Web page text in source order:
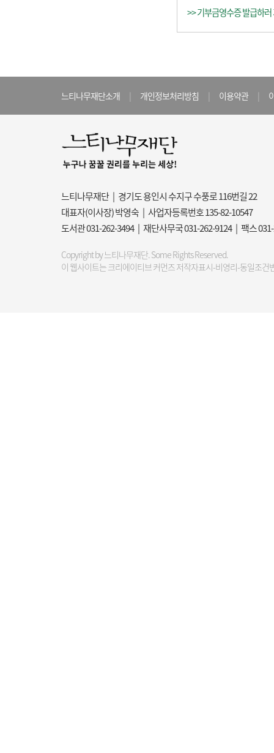
>>기부금영수증 발급하러
느티나무재단소개 | 개인정보처리방침 | 이용약관 |
느티나무재단 | 경기도 용인시 수지구 수풍로 116번길 22
대표자(이사장) 박영숙 | 사업자등록번호 135-82-10547
도서관 031-262-3494 | 재단사무국 031-262-9124 | 팩스
Copyright by 느티나무재단. Some Rights Reserved.
이 웹사이트는 크리에이티브 커먼즈 저작자표시-비영리-동일조